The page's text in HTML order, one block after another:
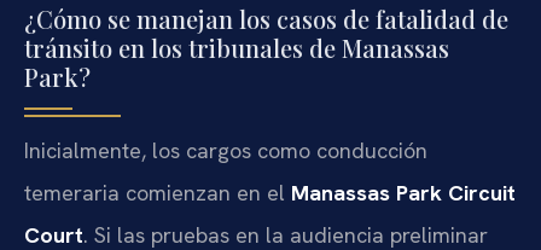
¿Cómo se manejan los casos de fatalidad de
tránsito en los tribunales de Manassas
Park?
Inicialmente, los cargos como conducción
temeraria comienzan en el Manassas Park Circuit
Court. Si las pruebas en la audiencia preliminar